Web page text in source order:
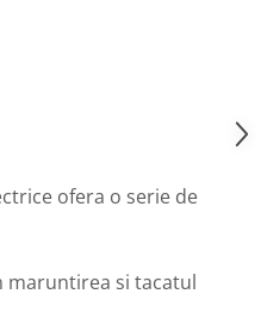
ofera o serie de
maruntirea si tacatul